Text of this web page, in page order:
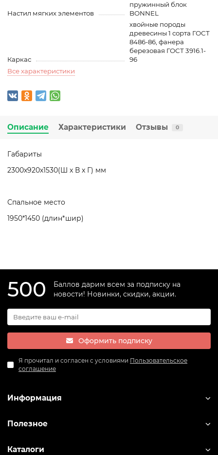
Настил мягких элементов
пружинный блок
BONNEL
Каркас
хвойные породы
древесины 1 сорта ГОСТ
8486-86, фанера
березовая ГОСТ 3916.1-
96
Все характеристики
Описание Характеристики Отзывы 0
Габариты
2300х920х1530(Ш x В x Г) мм
Спальное место
1950*1450 (длин*шир)
500
Баллов дарим всем за подписку на
новости! Новинки, скидки, акции.
Оформить подписку
Я прочитал и согласен с условиями Пользовательское
соглашение
Информация
Полезное
Каталоги